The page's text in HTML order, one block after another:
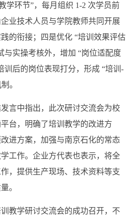
学环节”，每月组织 1-2 次学员前
业技术人员与学院教师共同开展
的衔接；四是优化 “培训效果评估
与实操考核外，增加 “岗位适配度
训后的岗位表现打分，形成 “培训-
。
言中指出，此次研讨交流会为校
台，明确了培训教学的改进方
进方案，加强与南京石化的常态
工作。企业方代表也表示，将全
，提供生产现场、技术资料等支
。
教学研讨交流会的成功召开，不